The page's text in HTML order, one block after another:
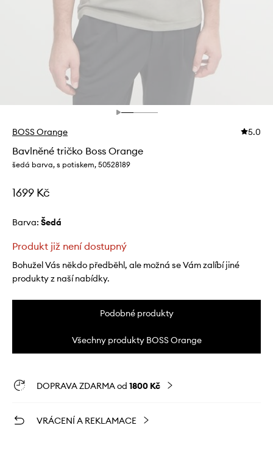
BOSS Orange 5.0
Bavlněné tričko Boss Orange
šedá barva, s potiskem, 50528189
1699 Kč
Barva: šedá
Produkt již není dostupný
Bohužel Vás někdo předběhl, ale možná se Vám zalíbí jiné
produkty z naší nabídky.
Podobné produkty
Všechny produkty BOSS Orange
DOPRAVA ZDARMA od 1800 Kč
VRÁCENÍ A REKLAMACE